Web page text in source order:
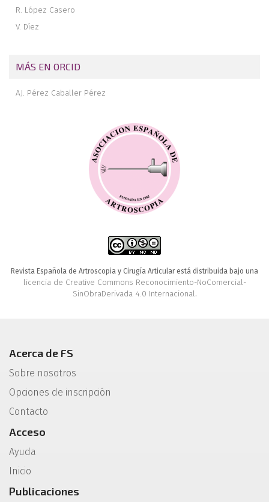
R. López Casero
V. Díez
MÁS EN ORCID
AJ. Pérez Caballer Pérez
Revista Española de Artroscopia y Cirugía Articular está distribuida bajo una
licencia de Creative Commons Reconocimiento-NoComercial-
SinObraDerivada 4.0 Internacional.
Acerca de FS
Sobre nosotros
Opciones de inscripción
Contacto
Acceso
Ayuda
Inicio
Publicaciones